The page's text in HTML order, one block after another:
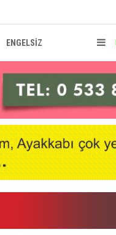
ENGELSİZ